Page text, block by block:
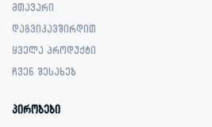
მთავარი
დაგვიკავშირდით
ყველა პროდუქტი
ჩვენ შესახებ
პირობები